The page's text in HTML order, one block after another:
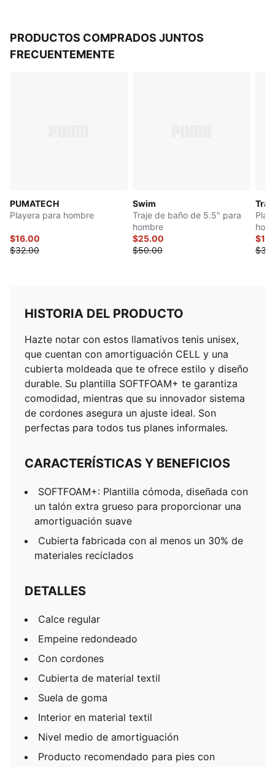
PRODUCTOS COMPRADOS JUNTOS
FRECUENTEMENTE
PUMATECH
Playera para hombre
$16.00
$32.00
Swim
Traje de baño de 5.5" para
hombre
$25.00
$50.00
HISTORIA DEL PRODUCTO
Hazte notar con estos llamativos tenis unisex,
que cuentan con amortiguación CELL y una
cubierta moldeada que te ofrece estilo y diseño
durable. Su plantilla SOFTFOAM+ te garantiza
comodidad, mientras que su innovador sistema
de cordones asegura un ajuste ideal. Son
perfectas para todos tus planes informales.
CARACTERÍSTICAS Y BENEFICIOS
SOFTFOAM+: Plantilla cómoda, diseñada con
un talón extra grueso para proporcionar una
amortiguación suave
Cubierta fabricada con al menos un 30% de
materiales reciclados
DETALLES
Calce regular
Empeine redondeado
Con cordones
Cubierta de material textil
Suela de goma
Interior en material textil
Nivel medio de amortiguación
Producto recomendado para pies con